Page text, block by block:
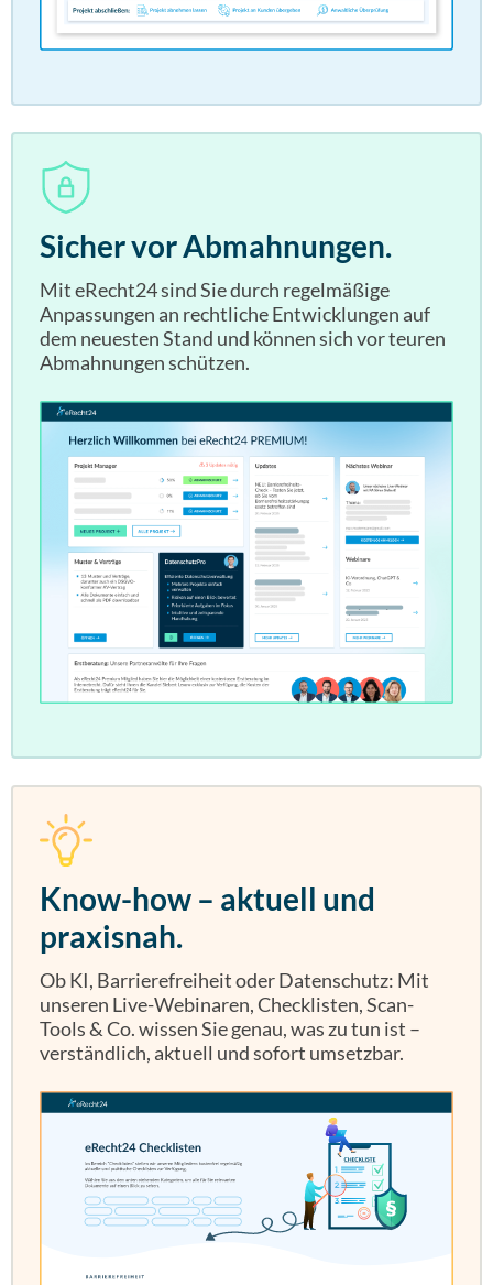
Sicher vor Abmahnungen.
Mit eRecht24 sind Sie durch regelmäßige
Anpassungen an rechtliche Entwicklungen auf
dem neuesten Stand und können sich vor teuren
Abmahnungen schützen.
Know-how – aktuell und
praxisnah.
Ob KI, Barrierefreiheit oder Datenschutz: Mit
unseren Live-Webinaren, Checklisten, Scan-
Tools & Co. wissen Sie genau, was zu tun ist –
verständlich, aktuell und sofort umsetzbar.